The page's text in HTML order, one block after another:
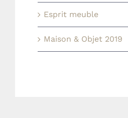
Esprit meuble
Maison & Objet 2019